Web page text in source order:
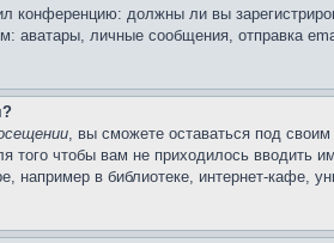
конференцию: должны ли вы
личные сообщения, отправка
, вы сможете оставаться под
того чтобы вам не приходилось
в библиотеке, интернет-кафе,